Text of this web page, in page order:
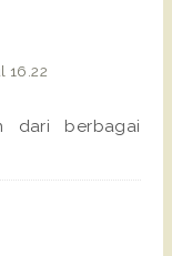
16.22
dari berbagai